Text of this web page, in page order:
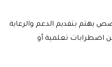
بتقديم الدعم والرعاية
من اضطرابات تعلمية أو